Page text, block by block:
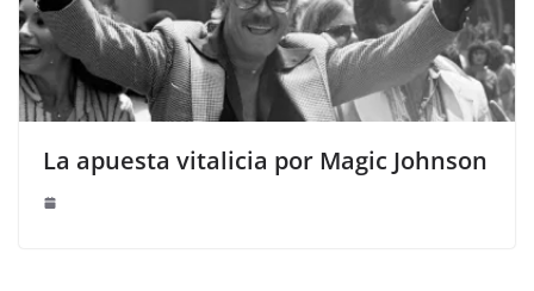
La apuesta vitalicia por Magic Johnson